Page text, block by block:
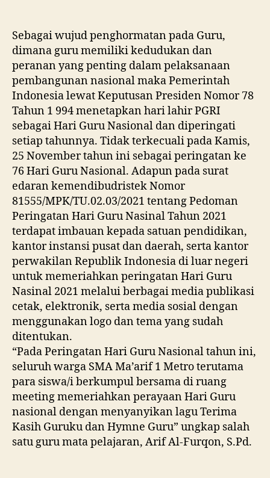
Sebagai wujud penghormatan pada Guru,
dimana guru memiliki kedudukan dan
peranan yang penting dalam pelaksanaan
pembangunan nasional maka Pemerintah
Indonesia lewat Keputusan Presiden Nomor 78
Tahun 1 994 menetapkan hari lahir PGRI
sebagai Hari Guru Nasional dan diperingati
setiap tahunnya. Tidak terkecuali pada Kamis,
25 November tahun ini sebagai peringatan ke
76 Hari Guru Nasional. Adapun pada surat
edaran kemendibudristek Nomor
81555/MPK/TU.02.03/2021 tentang Pedoman
Peringatan Hari Guru Nasinal Tahun 2021
terdapat imbauan kepada satuan pendidikan,
kantor instansi pusat dan daerah, serta kantor
perwakilan Republik Indonesia di luar negeri
untuk memeriahkan peringatan Hari Guru
Nasinal 2021 melalui berbagai media publikasi
cetak, elektronik, serta media sosial dengan
menggunakan logo dan tema yang sudah
ditentukan.
“Pada Peringatan Hari Guru Nasional tahun ini,
seluruh warga SMA Ma’arif 1 Metro terutama
para siswa/i berkumpul bersama di ruang
meeting memeriahkan perayaan Hari Guru
nasional dengan menyanyikan lagu Terima
Kasih Guruku dan Hymne Guru” ungkap salah
satu guru mata pelajaran, Arif Al-Furqon, S.Pd.